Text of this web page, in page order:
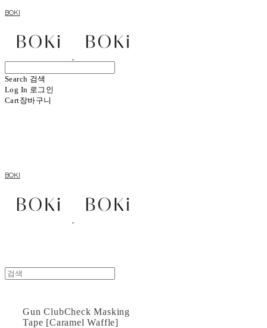
BOKI
Search 검색
Log In 로그인
Cart장바구니
BOKI
Gun ClubCheck Masking
Tape [Caramel Waffle]